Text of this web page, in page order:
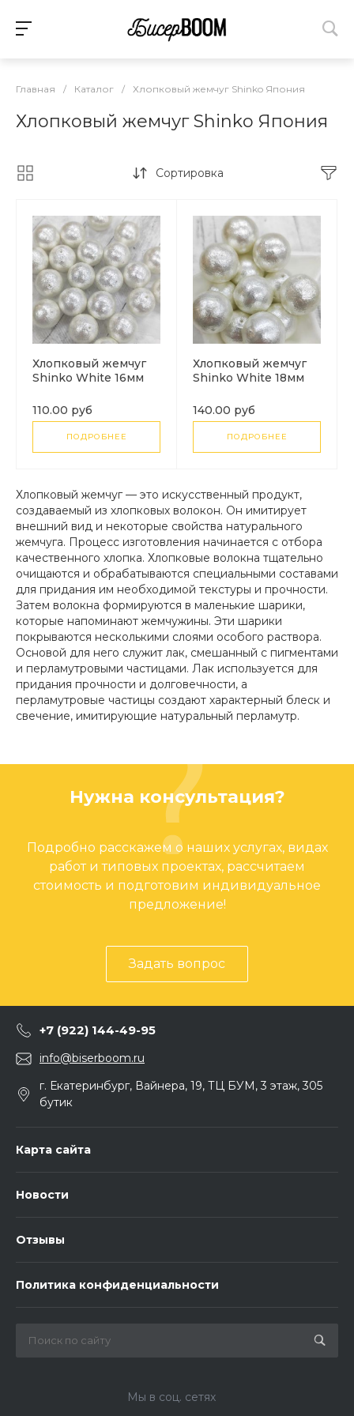
Главная / Каталог / Хлопковый жемчуг Shinko Япония
Хлопковый жемчуг Shinko Япония
Сортировка
Хлопковый жемчуг
Shinko White 16мм
110.00 руб
ПОДРОБНЕЕ
Хлопковый жемчуг
Shinko White 18мм
140.00 руб
ПОДРОБНЕЕ
Хлопковый жемчуг — это искусственный продукт,
создаваемый из хлопковых волокон. Он имитирует
внешний вид и некоторые свойства натурального
жемчуга. Процесс изготовления начинается с отбора
качественного хлопка. Хлопковые волокна тщательно
очищаются и обрабатываются специальными составами
для придания им необходимой текстуры и прочности.
Затем волокна формируются в маленькие шарики,
которые напоминают жемчужины. Эти шарики
покрываются несколькими слоями особого раствора.
Основой для него служит лак, смешанный с пигментами
и перламутровыми частицами. Лак используется для
придания прочности и долговечности, а
перламутровые частицы создают характерный блеск и
свечение, имитирующие натуральный перламутр.
Нужна консультация?
Подробно расскажем о наших услугах, видах
работ и типовых проектах, рассчитаем
стоимость и подготовим индивидуальное
предложение!
Задать вопрос
+7 (922) 144-49-95
info@biserboom.ru
г. Екатеринбург, Вайнера, 19, ТЦ БУМ, 3 этаж, 305
бутик
Карта сайта
Новости
Отзывы
Политика конфиденциальности
Мы в соц. сетях